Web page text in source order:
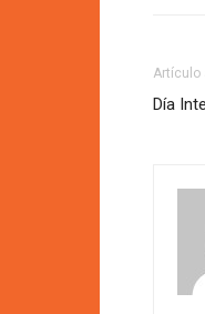
Artículo
Día